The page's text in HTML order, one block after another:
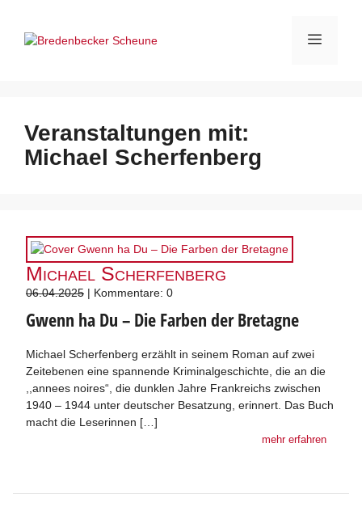
springen
Menü
Veranstaltungen mit:
Michael Scherfenberg
Michael Scherfenberg
06.04.2025 | Kommentare: 0
Gwenn ha Du – Die Farben der Bretagne
Michael Scherfenberg erzählt in seinem Roman auf zwei
Zeitebenen eine spannende Kriminalgeschichte, die an die
,,annees noires“, die dunklen Jahre Frankreichs zwischen
1940 – 1944 unter deutscher Besatzung, erinnert. Das Buch
macht die Leserinnen […]
mehr erfahren